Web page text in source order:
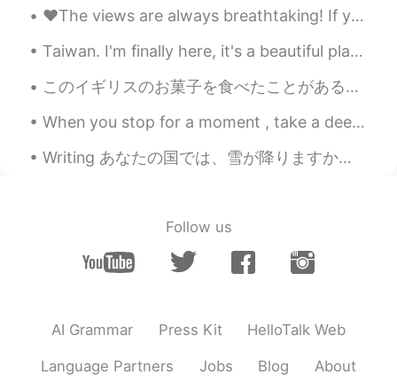
おめでとうございます🙏
やや 야야 雅雅 2019.09.15 19:12
おめでとう！！パチパチ！ そんなにたくさ
んの人をどうやって管理していますか？！
w すげ... 多くのメッセージと注意が圧倒さ
れるかもしれませんね...頑張って！
♥️The views are always breathtaking! If you have any questions about Hawai’i you can ask me anyti...
Taiwan. I'm finally here, it's a beautiful place and the people are very kind. I have many places...
このイギリスのお菓子を食べたことがある🇬🇧❓ 「Cadbury's Creme Egg」と呼ばれている🥚🍫とても美味しいよ🤤❣️ これらはイースターの期間中に販売される。 今年は「Cadbur...
When you stop for a moment , take a deep breath and look around , life is truly amazing . The col...
Writing あなたの国では、雪が降りますか。 Does it snow in your country? あなたは雪が好きですか？それとも嫌いですか？ Do you like snow...
Follow us
AI Grammar Press Kit HelloTalk Web
Language Partners Jobs Blog About